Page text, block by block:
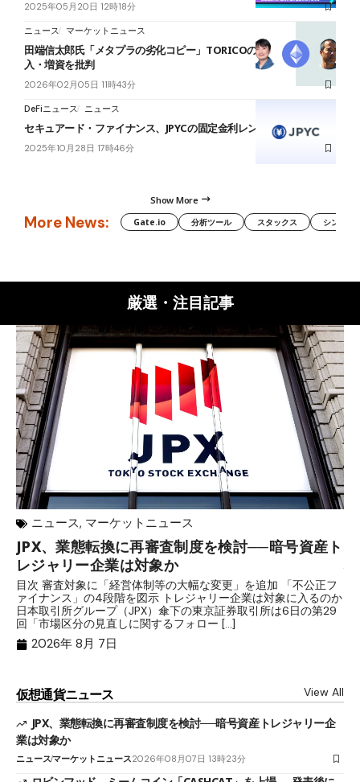
2025年05月20日 12時18分
ニュース マーケットニュース
田端信太郎氏「メタプラの劣化コピー」TORICOのイーサリアム購
入・増資を批判
2026年02月05日 11時43分
DeFiニュース ニュース
セキュアード・ファイナンス、JPYCの固定金利レンディング提供へ
2025年10月28日 17時46分
Show More
More News: Gate.io 分析ツール スタックス シンボル
厳選・注目記事
ニュース, マーケットニュース
JPX、業態転換に再審査制度を検討──暗号資産ト
レジャリー企業は対象か
目次 審査対象に「経営体制等の大幅な変更」を追加 「不公正フ
ァイナンス」の4段階を図示 トレジャリー企業は対象に入るのか
日本取引所グループ（JPX）傘下の東京証券取引所は6日の第29
回「市場区分の見直しに関するフォロー […]
2026年 8月 7日
仮想通貨ニュース View All
JPX、業態転換に再審査制度を検討──暗号資産トレジャリー企
業は対象か
ニュースマーケットニュース2026年08月07日 13時23分